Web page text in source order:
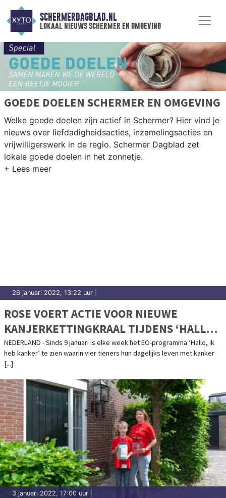
SCHERMERDAGBLAD.NL
lokaal nieuws schermer en omgeving
GOEDE DOELEN SCHERMER EN OMGEVING
Welke goede doelen zijn actief in Schermer? Hier vind je
nieuws over liefdadigheidsacties, inzamelingsacties en
vrijwilligerswerk in de regio. Schermer Dagblad zet
lokale goede doelen in het zonnetje.
26 januari 2022, 13:22 uur
ROSE VOERT ACTIE VOOR NIEUWE
KANJERKETTINGKRAAL TIJDENS ‘HALLO,
IK HEB KANKER’
NEDERLAND - Sinds 9 januari is elke week het EO-programma ‘Hallo, ik
heb kanker’ te zien waarin vier tieners hun dagelijks leven met kanker
[...]
3 januari 2022, 17:00 uur